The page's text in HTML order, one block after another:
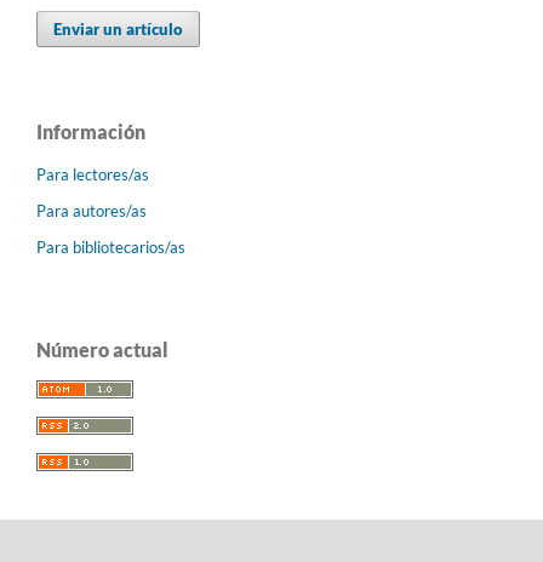
Enviar un artículo
Información
Para lectores/as
Para autores/as
Para bibliotecarios/as
Número actual